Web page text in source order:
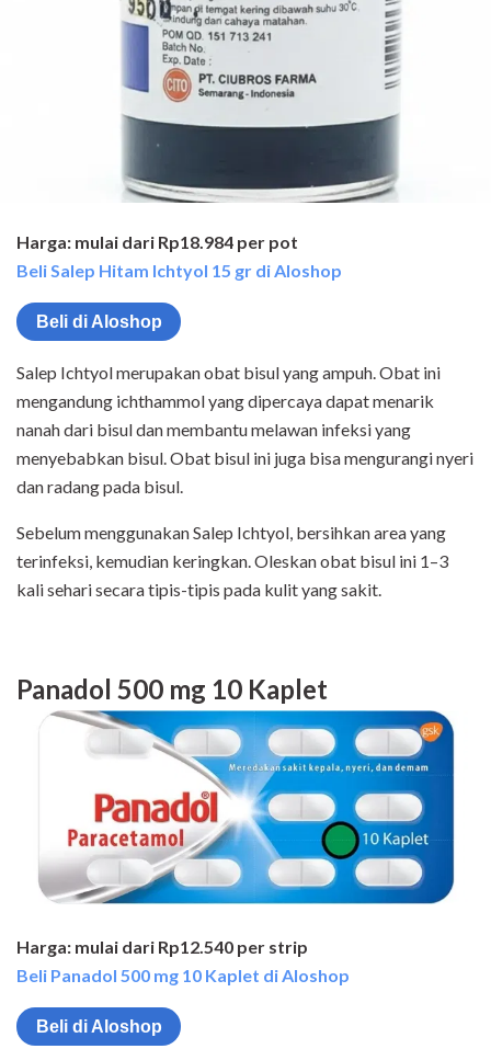
Harga: mulai dari Rp18.984 per pot
Beli Salep Hitam Ichtyol 15 gr di Aloshop
Beli di Aloshop
Salep Ichtyol merupakan obat bisul yang ampuh. Obat ini
mengandung ichthammol yang dipercaya dapat menarik
nanah dari bisul dan membantu melawan infeksi yang
menyebabkan bisul. Obat bisul ini juga bisa mengurangi nyeri
dan radang pada bisul.
Sebelum menggunakan Salep Ichtyol, bersihkan area yang
terinfeksi, kemudian keringkan. Oleskan obat bisul ini 1–3
kali sehari secara tipis-tipis pada kulit yang sakit.
Panadol 500 mg 10 Kaplet
Harga: mulai dari Rp12.540 per strip
Beli Panadol 500 mg 10 Kaplet di Aloshop
Beli di Aloshop